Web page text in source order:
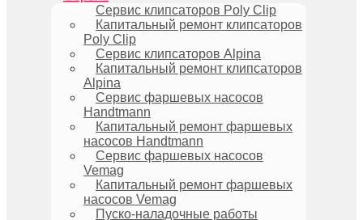
Сервис клипсаторов Poly Clip
Капитальный ремонт клипсаторов
Poly Clip
Сервис клипсаторов Alpina
Капитальный ремонт клипсаторов
Alpina
Сервис фаршевых насосов
Handtmann
Капитальный ремонт фаршевых
насосов Handtmann
Сервис фаршевых насосов
Vemag
Капитальный ремонт фаршевых
насосов Vemag
Пуско-наладочные работы